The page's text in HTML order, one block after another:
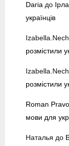
Daria до
українців
розмістили
розмістили
Roman
мови для
Наталья до